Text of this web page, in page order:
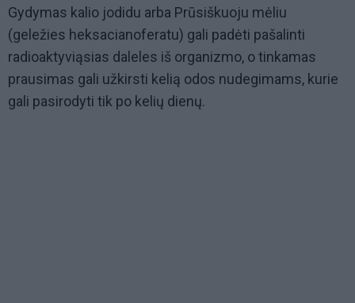
Gydymas kalio jodidu arba Prūsiškuoju mėliu
(geležies heksacianoferatu) gali padėti pašalinti
radioaktyviąsias daleles iš organizmo, o tinkamas
prausimas gali užkirsti kelią odos nudegimams, kurie
gali pasirodyti tik po kelių dienų.